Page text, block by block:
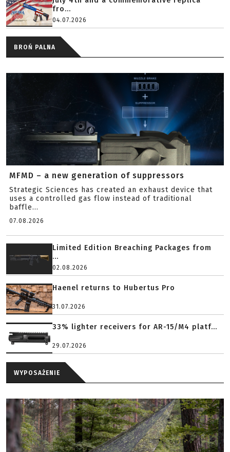
fro...
04.07.2026
BROŃ PALNA
MFMD – a new generation of suppressors
Strategic Sciences has created an exhaust device that
uses a controlled gas flow instead of traditional
baffle...
07.08.2026
Limited Edition Breaching Packages from
...
02.08.2026
Haenel returns to Hubertus Pro
31.07.2026
33% lighter receivers for AR-15/M4 platf...
29.07.2026
WYPOSAŻENIE